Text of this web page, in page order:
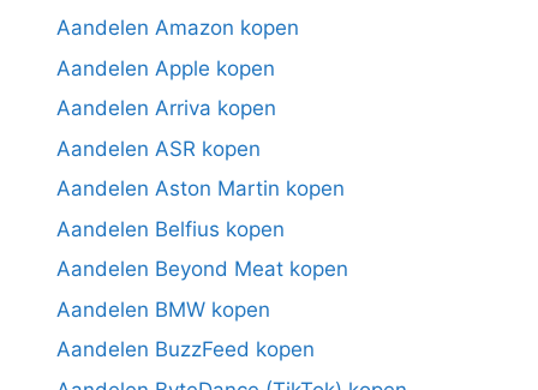
Aandelen Amazon kopen
Aandelen Apple kopen
Aandelen Arriva kopen
Aandelen ASR kopen
Aandelen Aston Martin kopen
Aandelen Belfius kopen
Aandelen Beyond Meat kopen
Aandelen BMW kopen
Aandelen BuzzFeed kopen